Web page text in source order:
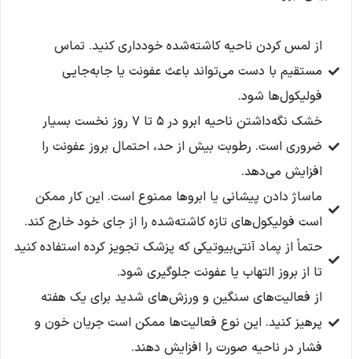
از لمس کردن ناحیه کاشته‌شده خودداری کنید. تماس
مستقیم با دست می‌تواند باعث عفونت یا جا‌به‌جایی
فولیکول‌ها شود.
خشک نگه‌داشتن ناحیه ابرو در ۵ تا ۷ روز نخست بسیار
ضروری است. رطوبت بیش از حد، احتمال بروز عفونت را
افزایش می‌دهد.
ماساژ دادن پیشانی یا ابروها ممنوع است. این کار ممکن
است فولیکول‌های تازه کاشته‌شده را از جای خود خارج کند.
حتماً از پماد آنتی‌بیوتیکی که پزشک تجویز کرده استفاده کنید
تا از بروز التهاب یا عفونت جلوگیری شود.
از فعالیت‌های سنگین و ورزش‌های شدید برای یک هفته
پرهیز کنید. این نوع فعالیت‌ها ممکن است جریان خون و
فشار در ناحیه صورت را افزایش دهند.